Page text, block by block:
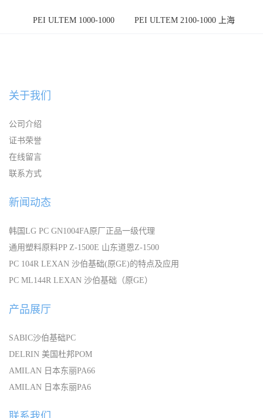
PEI ULTEM 1000-1000
PEI ULTEM 2100-1000 上海
关于我们
公司介绍
证书荣誉
在线留言
联系方式
新闻动态
韩国LG PC GN1004FA原厂正品一级代理
通用塑料原料PP Z-1500E 山东道恩Z-1500
PC 104R LEXAN 沙伯基础(原GE)的特点及应用
PC ML144R LEXAN 沙伯基础（原GE）
产品展厅
SABIC沙伯基础PC
DELRIN 美国杜邦POM
AMILAN 日本东丽PA66
AMILAN 日本东丽PA6